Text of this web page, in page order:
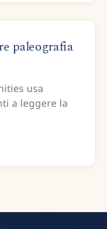
paleografia
usa
a leggere la